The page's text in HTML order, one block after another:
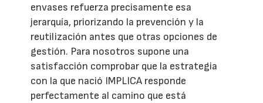
envases refuerza precisamente esa
jerarquía, priorizando la prevención y la
reutilización antes que otras opciones de
gestión. Para nosotros supone una
satisfacción comprobar que la estrategia
con la que nació IMPLICA responde
perfectamente al camino que está